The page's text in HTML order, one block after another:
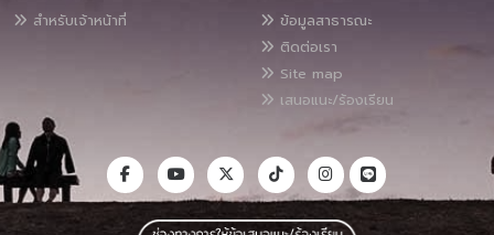
สำหรับเจ้าหน้าที่
ข้อมูลสาธารณะ
ติดต่อเรา
Site map
เสนอแนะ/ร้องเรียน